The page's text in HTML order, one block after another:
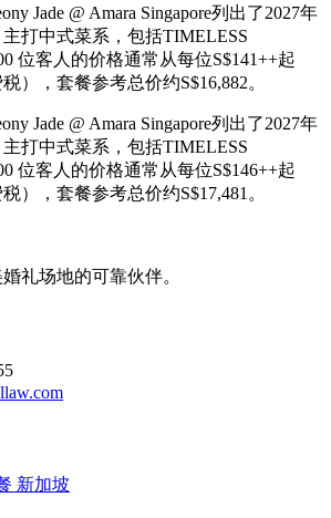
Jade @ Amara Singapore列出了2027年
打中式菜系，包括TIMELESS
位客人的价格通常从每位S$141++起
），套餐参考总价约S$16,882。
Jade @ Amara Singapore列出了2027年
打中式菜系，包括TIMELESS
位客人的价格通常从每位S$146++起
），套餐参考总价约S$17,481。
礼场地的可靠伙伴。
新加坡